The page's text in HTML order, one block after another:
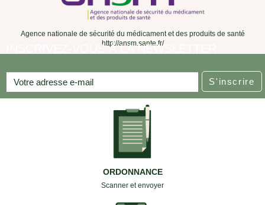
Agence nationale de sécurité du médicament et des produits de santé
http://ansm.sante.fr/
INSCRIVEZ-VOUS À LA NEWSLETTER
S'inscrire
ORDONNANCE
Scanner et envoyer